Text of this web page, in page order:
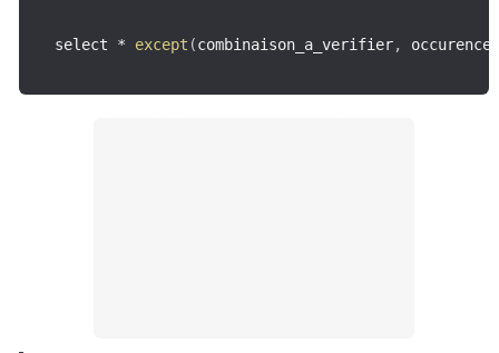
select * except (combinaison_a_verifier,